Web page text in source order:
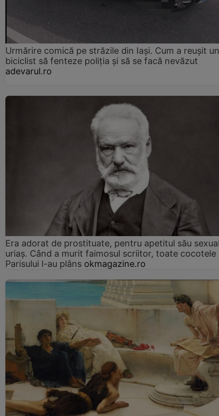
Urmărire comică pe străzile din Iași. Cum a reușit un
biciclist să fenteze poliția și să se facă nevăzut
adevarul.ro
Era adorat de prostituate, pentru apetitul său
uriaș. Când a murit faimosul scriitor, toate cocotele
Parisului l-au plâns okmagazine.ro